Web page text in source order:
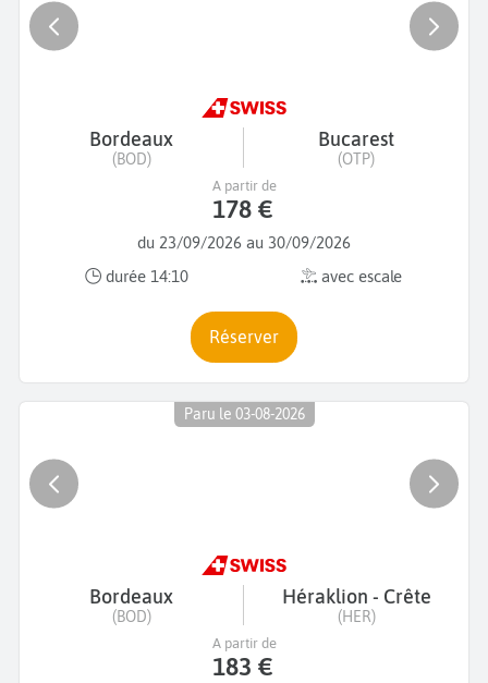
Bordeaux
(BOD)
Bucarest
(OTP)
du 23/09/2026 au 30/09/2026
durée 14:10
avec escale
A partir de
178 €
Réserver
Paru le 03-08-2026
Bordeaux
(BOD)
Héraklion - Crête
(HER)
A partir de
183 €